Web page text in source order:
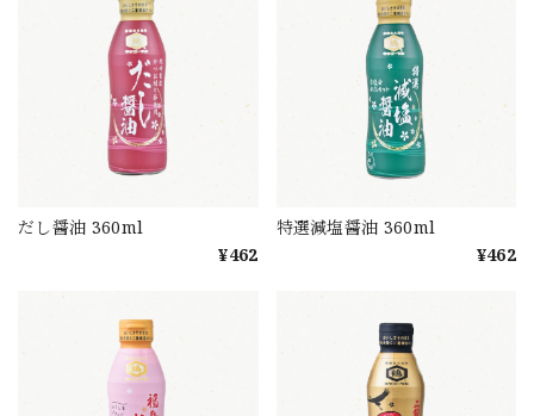
だし醤油 360ml
¥462
特選減塩醤油 360ml
¥462